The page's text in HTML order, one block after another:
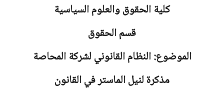
كلية الحقوق والعلوم السياسية
قسم الحقوق
الموضوع: النظام القانوني لشركة المحاصة
مذكرة لنيل الماستر في القانون